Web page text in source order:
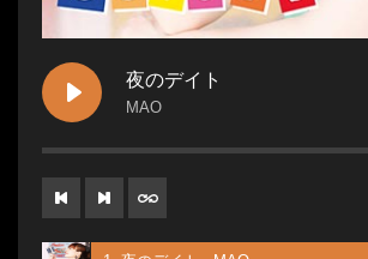
夜のデイト
MAO